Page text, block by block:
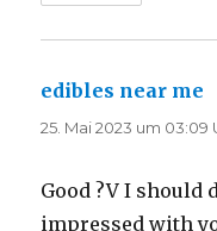
edibles near me
25. Mai 2023 um 03:09
Good ?V I should
impressed with